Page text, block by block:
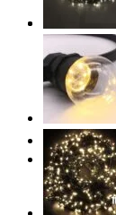
Krepšelis